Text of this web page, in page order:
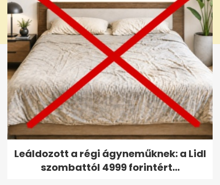
Leáldozott a régi ágyneműknek: a Lidl
szombattól 4999 forintért...